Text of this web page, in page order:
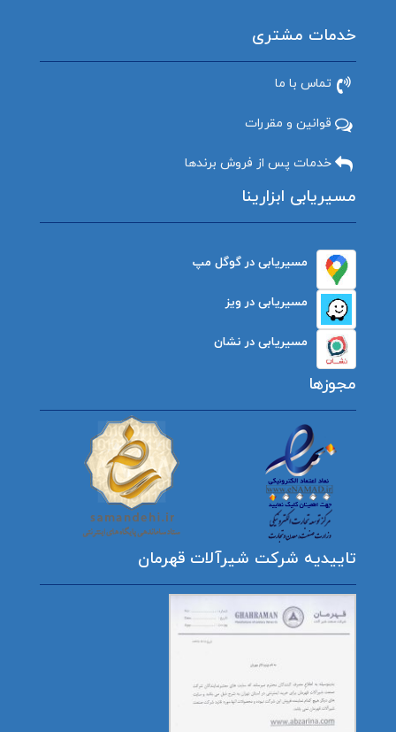
خدمات مشتری
تماس با ما
قوانین و مقررات
خدمات پس از فروش برندها
مسیریابی ابزارینا
مسیریابی در گوگل مپ
مسیریابی در ویز
مسیریابی در نشان
مجوزها
تاییدیه شرکت شیرآلات قهرمان